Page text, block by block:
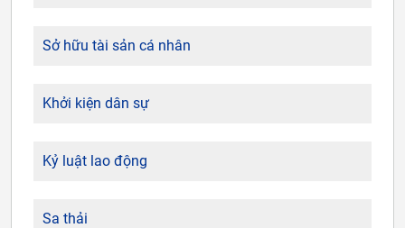
Sở hữu tài sản cá nhân
Khởi kiện dân sự
Kỷ luật lao động
Sa thải